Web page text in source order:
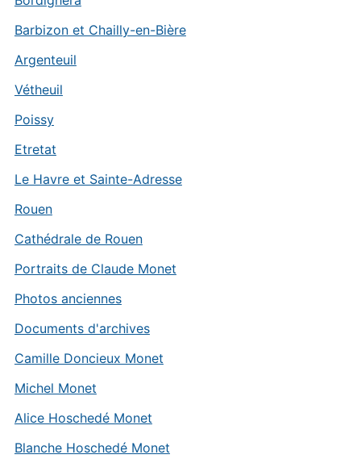
Barbizon et Chailly-en-Bière
Argenteuil
Vétheuil
Poissy
Etretat
Le Havre et Sainte-Adresse
Rouen
Cathédrale de Rouen
Portraits de Claude Monet
Photos anciennes
Documents d'archives
Camille Doncieux Monet
Michel Monet
Alice Hoschedé Monet
Blanche Hoschedé Monet